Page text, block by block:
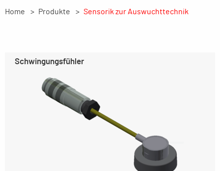
Home Produkte Sensorik zur Auswuchttechnik
Schwingungsfühler